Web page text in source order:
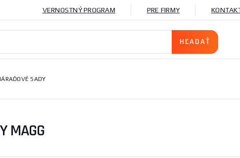
VERNOSTNÝ PROGRAM PRE FIRMY
SADY
MAGG